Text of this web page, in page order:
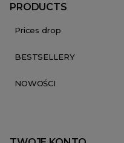
PRODUCTS
Prices drop
BESTSELLERY
NOWOŚCI